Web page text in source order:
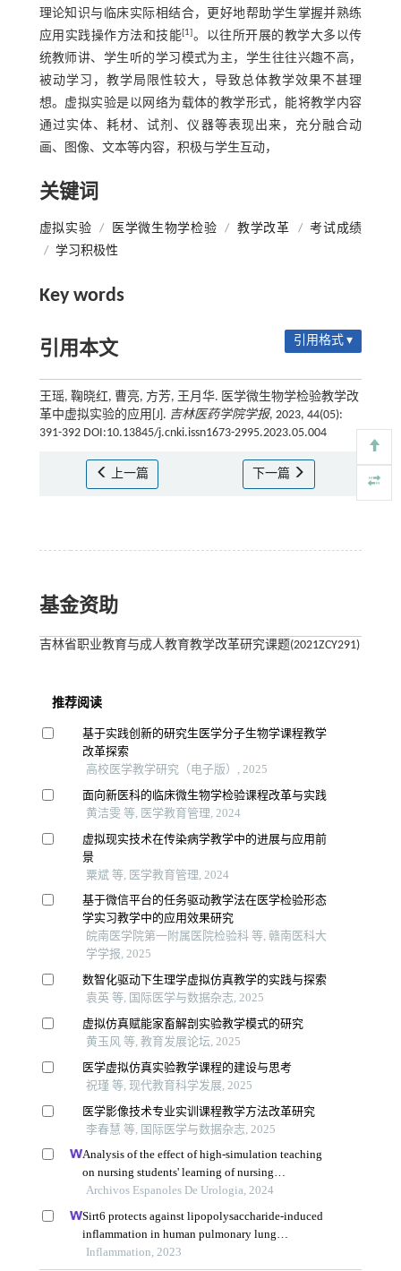
理论知识与临床实际相结合，更好地帮助学生掌握并熟练
应用实践操作方法和技能[1]。以往所开展的教学大多以传
统教师讲、学生听的学习模式为主，学生往往兴趣不高，
被动学习，教学局限性较大，导致总体教学效果不甚理
想。虚拟实验是以网络为载体的教学形式，能将教学内容
通过实体、耗材、试剂、仪器等表现出来，充分融合动
画、图像、文本等内容，积极与学生互动，
关键词
虚拟实验 / 医学微生物学检验 / 教学改革 / 考试成绩
/ 学习积极性
Key words
引用本文 引用格式 ▾
王瑶, 鞠晓红, 曹亮, 方芳, 王月华. 医学微生物学检验教学改
革中虚拟实验的应用[J]. 吉林医药学院学报, 2023, 44(05):
391-392 DOI:10.13845/j.cnki.issn1673-2995.2023.05.004
上一篇 下一篇
基金资助
吉林省职业教育与成人教育教学改革研究课题(2021ZCY291)